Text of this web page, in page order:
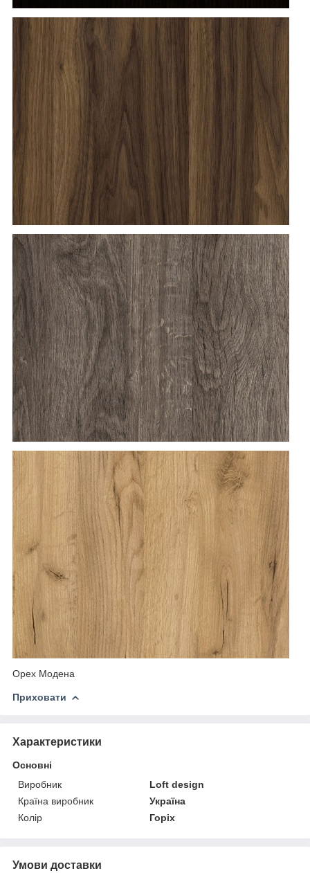
Орех Модена
Приховати
Характеристики
Основні
Виробник
Loft design
Країна виробник
Україна
Колір
Горіх
Умови доставки